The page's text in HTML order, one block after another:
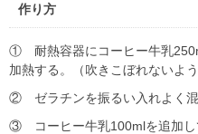
作り方
① 耐熱容器にコーヒー牛乳
加熱する。（吹きこぼれないよう
② ゼラチンを振るい入れよく混
③ コーヒー牛乳100mlを追加し